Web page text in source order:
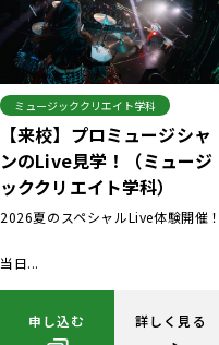
ミュージッククリエイト学科
【来校】プロミュージシャ
ンのLive見学！（ミュージ
ッククリエイト学科）
2026夏のスペシャルLive体験開催！
当日...
申し込む 詳しく見る